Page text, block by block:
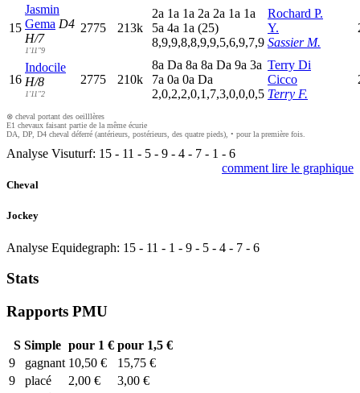
15
Jasmin
Gema D4
H/7
1'11"9
2775 213k
2a 1a 1a 2a 2a 1a 1a
5a 4a 1a (25)
8,9,9,8,8,9,9,5,6,9,7,9
Rochard P.
Y.
Sassier M.
16
Indocile
H/8
1'11"2
2775 210k
8a Da 8a 8a Da 9a 3a
7a 0a 0a Da
2,0,2,2,0,1,7,3,0,0,0,5
Terry Di
Cicco
Terry F.
⊗ cheval portant des oeilllères
E1 chevaux faisant partie de la même écurie
DA, DP, D4 cheval déferré (antérieurs, postérieurs, des quatre pieds), • pour la première fois.
Analyse Visuturf: 15 - 11 - 5 - 9 - 4 - 7 - 1 - 6
comment lire le graphique
Cheval
Jockey
Analyse Equidegraph: 15 - 11 - 1 - 9 - 5 - 4 - 7 - 6
Stats
Rapports PMU
SSimple pour 1 € pour 1,5 €
9
gagnant 10,50 €
15,75 €
9
placé 2,00 €
3,00 €